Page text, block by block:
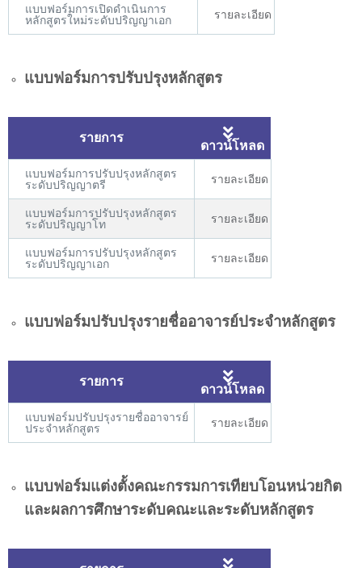
แบบฟอร์มการเปิดดำเนินการ
หลักสูตรใหม่ระดับปริญญาเอก รายละเอียด
แบบฟอร์มการปรับปรุงหลักสูตร
รายการ
ดาวน์โหลด
แบบฟอร์มการปรับปรุงหลักสูตร
ระดับปริญญาตรี รายละเอียด
แบบฟอร์มการปรับปรุงหลักสูตร
ระดับปริญญาโท รายละเอียด
แบบฟอร์มการปรับปรุงหลักสูตร
ระดับปริญญาเอก รายละเอียด
แบบฟอร์มปรับปรุงรายชื่ออาจารย์ประจำหลักสูตร
รายการ
ดาวน์โหลด
แบบฟอร์มปรับปรุงรายชื่ออาจารย์
ประจำหลักสูตร รายละเอียด
แบบฟอร์มแต่งตั้งคณะกรรมการเทียบโอนหน่วยกิต
และผลการศึกษาระดับคณะและระดับหลักสูตร